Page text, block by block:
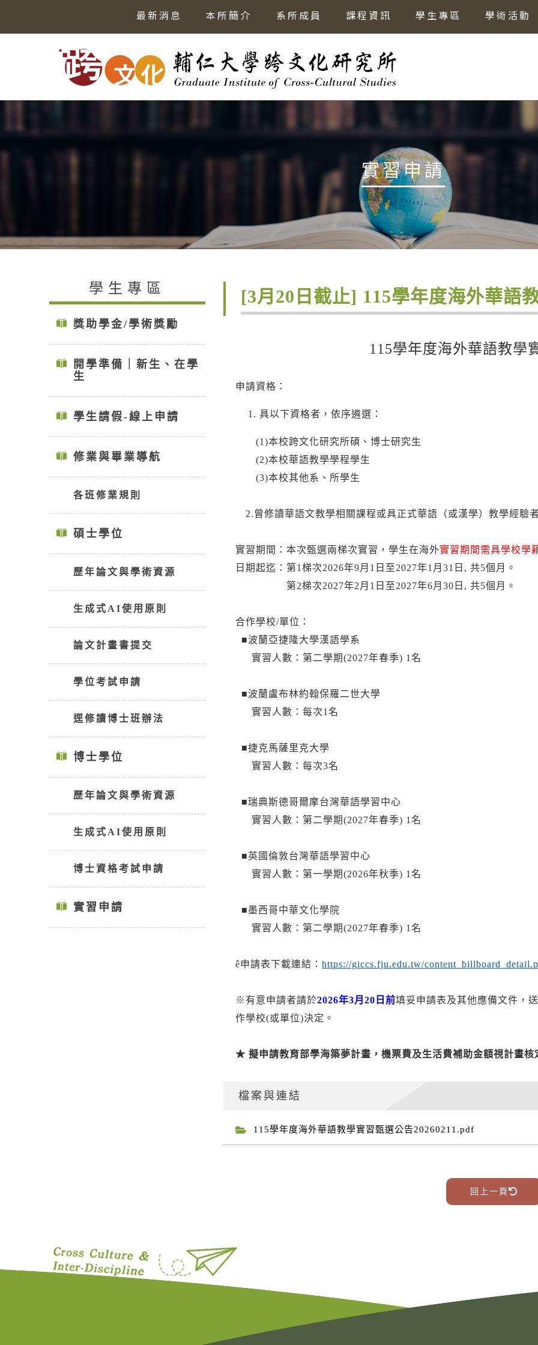
最新消息 本所簡介 系所成員 課程資訊 學生專區 學術活動
實習申請
學生專區
獎助學金/學術獎勵
開學準備｜新生、在學
生
學生請假-線上申請
修業與畢業導航
各班修業規則
碩士學位
歷年論文與學術資源
生成式AI使用原則
論文計畫書提交
學位考試申請
逕修讀博士班辦法
博士學位
歷年論文與學術資源
生成式AI使用原則
博士資格考試申請
實習申請
[3月20日截止] 115學年度海外華語
115學年度海外華語教學
申請資格：
具以下資格者，依序遴選：
(1)本校跨文化研究所碩、博士研究生
(2)本校華語教學學程學生
(3)本校其他系、所學生
2.曾修讀華語文教學相關課程或具正式華語（或漢學）教學經驗
實習期間：本次甄選兩梯次實習，學生在海外實習期間需具學校學
日期起迄：第1梯次2026年9月1日至2027年1月31日, 共5個月。
第2梯次2027年2月1日至2027年6月30日, 共5個月。
合作學校/單位：
■波蘭亞捷隆大學漢語學系
實習人數：第二學期(2027年春季) 1名
■波蘭盧布林約翰保羅二世大學
實習人數：每次1名
■捷克馬薩里克大學
實習人數：每次3名
■瑞典斯德哥爾摩台灣華語學習中心
實習人數：第二學期(2027年春季) 1名
■英國倫敦台灣華語學習中心
實習人數：第一學期(2026年秋季) 1名
■墨西哥中華文化學院
實習人數：第二學期(2027年春季) 1名
ê申請表下載連結： https://giccs.fju.edu.tw/
※有意申請者請於2026年3月20日前填妥申請表及其他應備文件，
作學校(或單位)決定。
★ 擬申請教育部學海築夢計畫，機票費及生活費補助金額視計畫核
檔案與連結
115學年度海外華語教學實習甄選公告20260211.pdf
回上一頁